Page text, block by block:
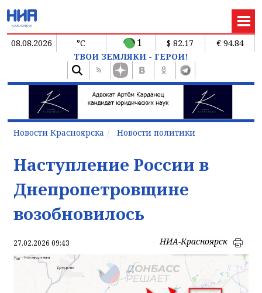
08.08.2026 °C 1 $ 82.17
€ 94.84
ТВОИ ЗЕМЛЯКИ - ГЕРОИ!
Новости Красноярска Новости политики
Наступление России в
Днепропетровщине
возобновилось
27.02.2026 09:43 НИА-Красноярск